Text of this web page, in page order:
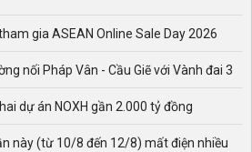
gia ASEAN Online Sale Day 2026
nối Pháp Vân - Cầu Giẽ với Vành đai 3
dự án NOXH gần 2.000 tỷ đồng
này (từ 10/8 đến 12/8) mất điện nhiều